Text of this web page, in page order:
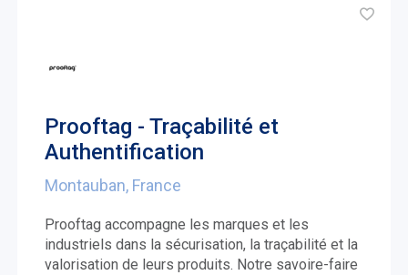
Prooftag - Traçabilité et
Authentification
Montauban, France
Prooftag accompagne les marques et les
industriels dans la sécurisation, la traçabilité et la
valorisation de leurs produits. Notre savoire-faire